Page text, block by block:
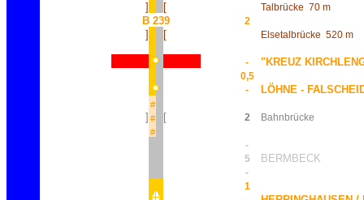
] [ Talbrücke 70 m
B 239 2
] [ Elsetalbrücke 520 m
- "KREUZ
0,5
-
LÖHNE -
#
] # [ 2 Bahnbrücke
#
-
5
BERMBECK
-
1